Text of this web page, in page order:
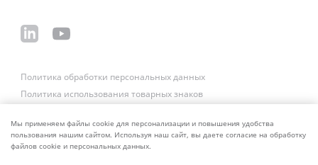
Политика обработки персональных данных
Политика использования товарных знаков
Мы применяем файлы cookie для персонализации и повышения удобства
пользования нашим сайтом. Используя наш сайт, вы даете согласие на обработку
файлов cookie и персональных данных.